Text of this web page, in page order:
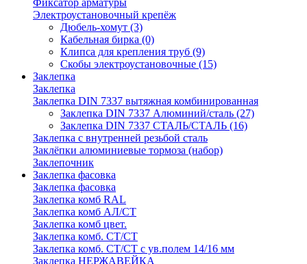
Фиксатор арматуры
Электроустановочный крепёж
Дюбель-хомут (3)
Кабельная бирка (0)
Клипса для крепления труб (9)
Скобы электроустановочные (15)
Заклепка
Заклепка
Заклепка DIN 7337 вытяжная комбинированная
Заклепка DIN 7337 Алюминий/сталь (27)
Заклепка DIN 7337 СТАЛЬ/СТАЛЬ (16)
Заклепка с внутренней резьбой сталь
Заклёпки алюминиевые тормоза (набор)
Заклепочник
Заклепка фасовка
Заклепка фасовка
Заклепка комб RAL
Заклепка комб АЛ/СТ
Заклепка комб цвет.
Заклепка комб. СТ/СТ
Заклепка комб. СТ/СТ с ув.полем 14/16 мм
Заклепка НЕРЖАВЕЙКА